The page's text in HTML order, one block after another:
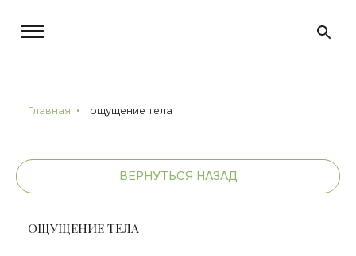
Главная ощущение тела
ВЕРНУТЬСЯ НАЗАД
ОЩУЩЕНИЕ ТЕЛА